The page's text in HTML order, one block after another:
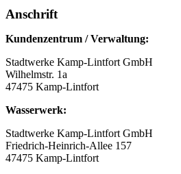
Anschrift
Kundenzentrum / Verwaltung:
Stadtwerke Kamp-Lintfort GmbH
Wilhelmstr. 1a
47475 Kamp-Lintfort
Wasserwerk:
Stadtwerke Kamp-Lintfort GmbH
Friedrich-Heinrich-Allee 157
47475 Kamp-Lintfort